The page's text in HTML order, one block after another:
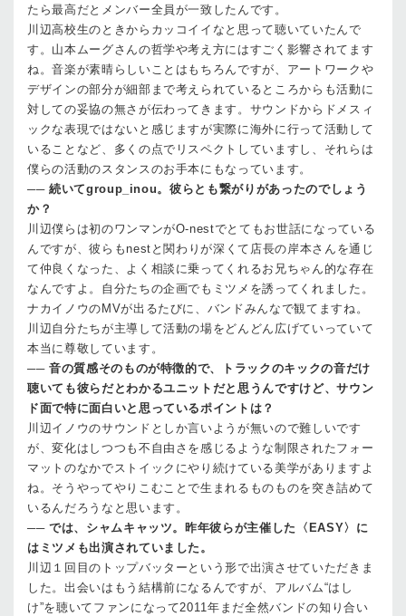
たら最高だとメンバー全員が一致したんです。
川辺高校生のときからカッコイイなと思って聴いていたんで
す。山本ムーグさんの哲学や考え方にはすごく影響されてます
ね。音楽が素晴らしいことはもちろんですが、アートワークや
デザインの部分が細部まで考えられているところからも活動に
対しての妥協の無さが伝わってきます。サウンドからドメスィ
ックな表現ではないと感じますが実際に海外に行って活動して
いることなど、多くの点でリスペクトしていますし、それらは
僕らの活動のスタンスのお手本にもなっています。
── 続いてgroup_inou。彼らとも繋がりがあったのでしょう
か？
川辺僕らは初のワンマンがO-nestでとてもお世話になっている
んですが、彼らもnestと関わりが深くて店長の岸本さんを通じ
て仲良くなった、よく相談に乗ってくれるお兄ちゃん的な存在
なんですよ。自分たちの企画でもミツメを誘ってくれました。
ナカ イノウのMVが出るたびに、バンドみんなで観てますね。
川辺自分たちが主導して活動の場をどんどん広げていっていて
本当に尊敬しています。
── 音の質感そのものが特徴的で、トラックのキックの音だけ
聴いても彼らだとわかるユニットだと思うんですけど、サウン
ド面で特に面白いと思っているポイントは？
川辺イノウのサウンドとしか言いようが無いので難しいです
が、変化はしつつも不自由さを感じるような制限されたフォー
マットのなかでストイックにやり続けている美学がありますよ
ね。そうやってやりこむことで生まれるものものを突き詰めて
いるんだろうなと思います。
── では、シャムキャッツ。昨年彼らが主催した〈EASY〉に
はミツメも出演されていました。
川辺 １回目のトップバッターという形で出演させていただきま
した。出会いはもう結構前になるんですが、アルバム“はし
け”を聴いてファンになって2011年まだ全然バンドの知り合い